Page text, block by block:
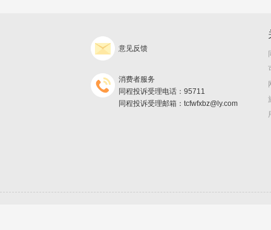
意见反馈
消费者服务
同程投诉受理电话：95711
同程投诉受理邮箱：tcfwfxbz@ly.com